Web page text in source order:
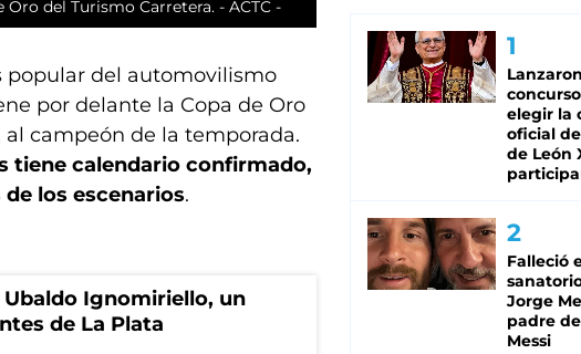
del Turismo Carretera. - ACTC -
popular del automovilismo
por delante la Copa de Oro
campeón de la temporada.
tiene calendario confirmado,
los escenarios.
Ignomiriello, un
de La Plata
elegir la
oficial
de León
Falleció
Jorge
padre
Messi